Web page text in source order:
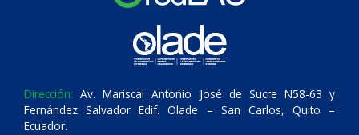
Dirección: Av. Mariscal Antonio José de Sucre N58-63 y
Fernández Salvador Edif. Olade – San Carlos, Quito –
Ecuador.